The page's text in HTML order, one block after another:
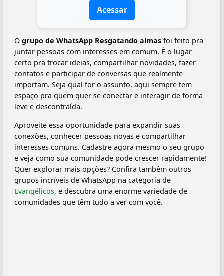
Acessar
O grupo de WhatsApp Resgatando almas foi feito pra
juntar pessoas com interesses em comum. É o lugar
certo pra trocar ideias, compartilhar novidades, fazer
contatos e participar de conversas que realmente
importam. Seja qual for o assunto, aqui sempre tem
espaço pra quem quer se conectar e interagir de forma
leve e descontraída.
Aproveite essa oportunidade para expandir suas
conexões, conhecer pessoas novas e compartilhar
interesses comuns. Cadastre agora mesmo o seu grupo
e veja como sua comunidade pode crescer rapidamente!
Quer explorar mais opções? Confira também outros
grupos incríveis de WhatsApp na categoria de
Evangélicos, e descubra uma enorme variedade de
comunidades que têm tudo a ver com você.